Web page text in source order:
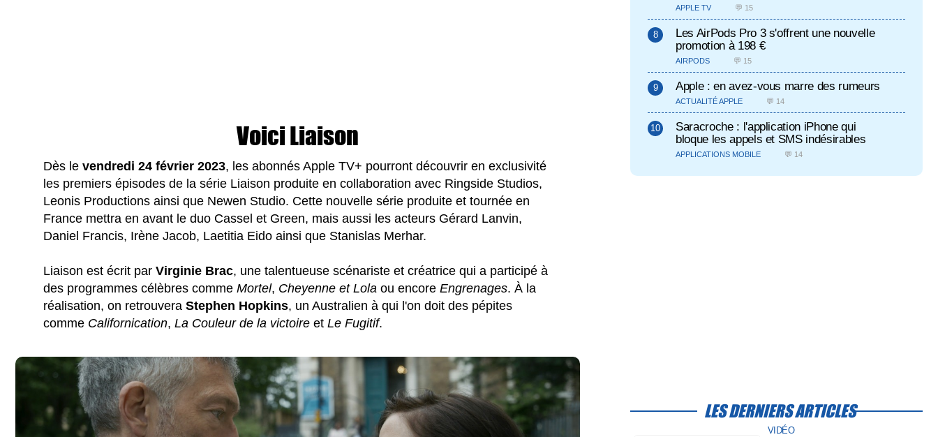
Voici Liaison
Dès levendredi 24 février 2023, les abonnés Apple TV+ pourront découvrir en exclusivité
les premiers épisodes de la série Liaison produite en collaboration avec Ringside Studios,
Leonis Productions ainsi que Newen Studio. Cette nouvelle série produite et tournée en
France mettra en avant le duo Cassel et Green, mais aussi les acteurs Gérard Lanvin,
Daniel Francis, Irène Jacob, Laetitia Eido ainsi que Stanislas Merhar.
Liaison est écrit parVirginie Brac, une talentueuse scénariste et créatrice qui a participé à
des programmes célèbres commeMortel, Cheyenne et Lolaou encoreEngrenages. À la
réalisation, on retrouveraStephen Hopkins, un Australien à qui l'on doit des pépites
comme Californication,La Couleur de la victoire etLe Fugitif.
APPLE TV 💬 15
Les AirPods Pro 3 s'offrent une nouvelle
promotion à 198 €
AIRPODS 💬 15
Apple : en avez-vous marre des rumeurs
ACTUALITÉ APPLE 💬 14
Saracroche : l'application iPhone qui
bloque les appels et SMS indésirables
APPLICATIONS MOBILE 💬 14
LES DERNIERS ARTICLES
VIDÉO